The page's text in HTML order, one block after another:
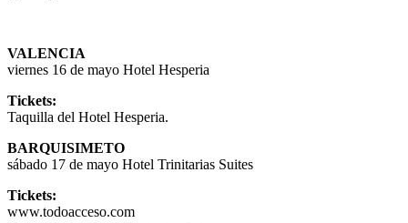
VALENCIA
viernes 16 de mayo Hotel Hesperia
Tickets:
Taquilla del Hotel Hesperia.
BARQUISIMETO
sábado 17 de mayo Hotel Trinitarias Suites
Tickets:
www.todoacceso.com